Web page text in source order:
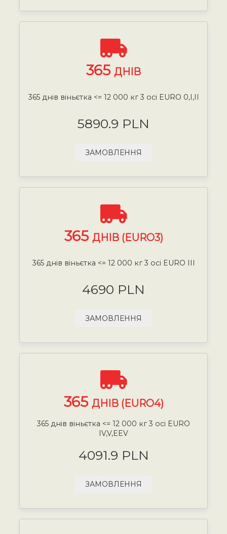
365 ДНІВ
365 днів віньєтка <= 12 000 кг 3 осі EURO 0,I,II
5890.9 PLN
ЗАМОВЛЕННЯ
365 ДНІВ (EURO3)
365 днів віньєтка <= 12 000 кг 3 осі EURO III
4690 PLN
ЗАМОВЛЕННЯ
365 ДНІВ (EURO4)
365 днів віньєтка <= 12 000 кг 3 осі EURO
IV,V,EEV
4091.9 PLN
ЗАМОВЛЕННЯ